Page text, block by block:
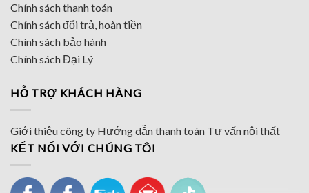
Chính sách thanh toán
Chính sách đổi trả, hoàn tiền
Chính sách bảo hành
Chính sách Đại Lý
HỖ TRỢ KHÁCH HÀNG
Giới thiệu công ty Hướng dẫn thanh toán Tư vấn nội thất
KẾT NỐI VỚI CHÚNG TÔI